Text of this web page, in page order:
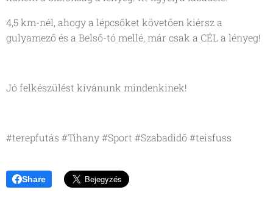
4,5 km-nél, ahogy a lépcsőket követően kiérsz a
gulyamező és a Belső-tó mellé, már csak a CÉL a lényeg!
Jó felkészülést kívánunk mindenkinek!
#terepfutás #Tihany #Sport #Szabadidő #teisfuss
Share